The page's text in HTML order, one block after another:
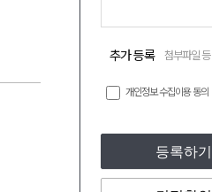
추가 등록 첨부파일 등
개인정보 수집이용 동의
등록하기